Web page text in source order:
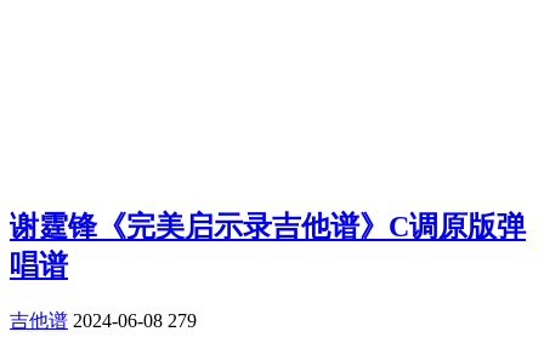
谢霆锋《完美启示录吉他谱》C调原版弹
唱谱
吉他谱 2024-06-08 279